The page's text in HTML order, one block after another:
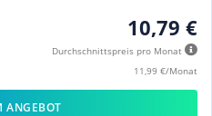
10,79 €
Durchschnittspreis pro Monat
11,99 €/Monat
ANGEBOT